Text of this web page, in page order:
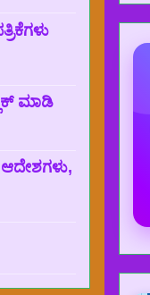
ಮಾಡಿ